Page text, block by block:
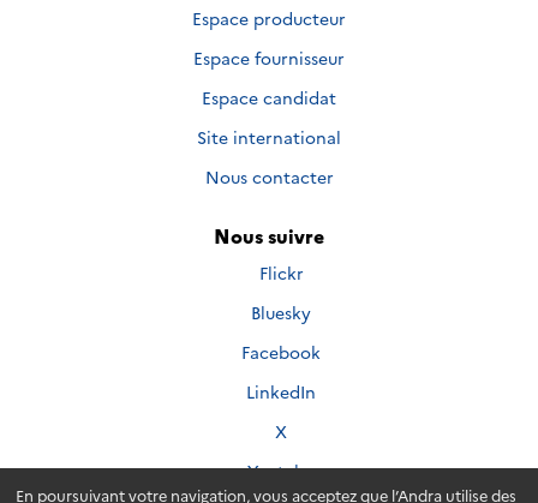
En poursuivant votre navigation, vous acceptez que l’Andra utilise des
Espace producteur
Espace fournisseur
Espace candidat
Site international
Nous contacter
Nous suivre
Nous
sur
Flickr
Nous
sur
Bluesky
Nous
sur
Facebook
Nous
LinkedIn
Nous
X
Nous
suivre
Youtube